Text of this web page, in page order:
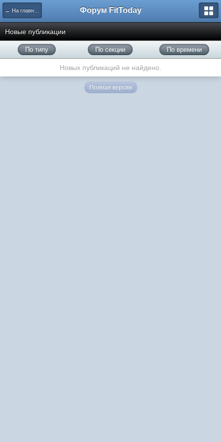
← На главную Форум FitToday
Новые публикации
По типу По секции По времени
Новых публикаций не найдено.
Полная версия